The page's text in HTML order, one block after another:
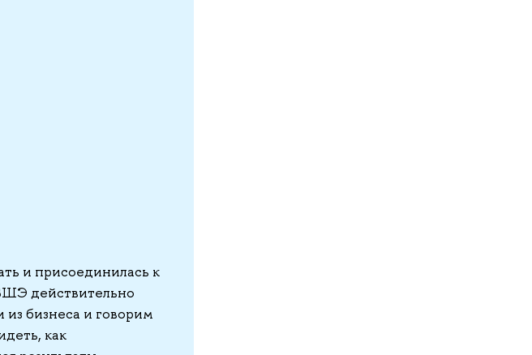
и присоединилась к
действительно
бизнеса и говорим
как